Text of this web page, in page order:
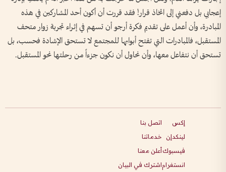
إعجابي بل دفعني إلى اتخاذ قرار! فقد قررت أن أكون أحد المشاركين في هذه
المبادرة، وأن أعمل على تقديم فكرة أرجو أن تسهم في إثراء تجربة زوار متحف
المستقبل، فالمبادرات التي تفتح أبوابها للمجتمع لا تستحق الإشادة فحسب، بل
تستحق أن نتفاعل معها، وأن نحاول أن نكون جزءاً من رحلتها نحو المستقبل.
إكس
لينكدإن
فيسبوك
انستغرام
اتصل بنا
خدماتنا
أعلن معنا
اشترك في البيان